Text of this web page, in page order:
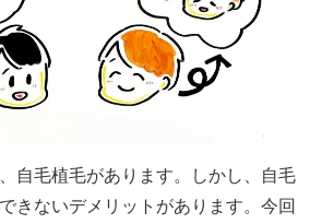
自毛植毛があります。しかし、自毛
きないデメリットがあります。今回